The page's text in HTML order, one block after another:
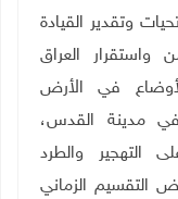
وتقدير القيادة
واستقرار العراق
في الأرض
مدينة القدس،
التهجير والطرد
التقسيم الزماني